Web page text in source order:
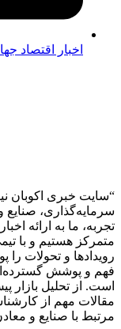
اخبار اقتصاد جهان
خبری اکوبان نیوز در
ما به ارائه اخبار
هستیم و با تیمی از
و تحولات را
پوشش گسترده‌ای از
تحلیل بازار پیش
مهم از کارشناسان
با صنایع و معادن،